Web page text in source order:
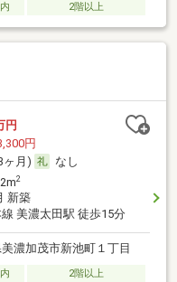
2階以上
円
円
ヶ月)
なし
2
新築
美濃太田駅 徒歩15分
濃加茂市新池町１丁目
2階以上